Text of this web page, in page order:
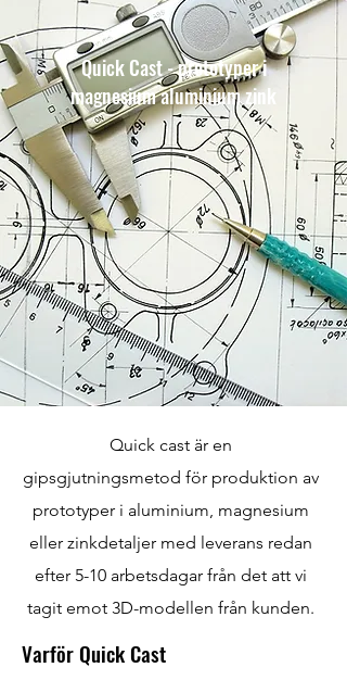
Quick Cast - prototyper i
magnesium aluminium zink
Quick cast är en
gipsgjutningsmetod för produktion av
prototyper i aluminium, magnesium
eller zinkdetaljer med leverans redan
efter 5-10 arbetsdagar från det att vi
tagit emot 3D-modellen från kunden.
Varför Quick Cast